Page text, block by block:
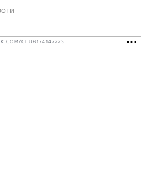
CLUB174147223